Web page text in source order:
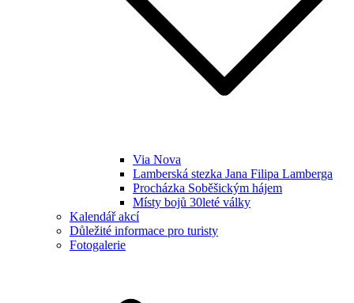
Via Nova
Lamberská stezka Jana Filipa Lamberga
Procházka Soběšickým hájem
Místy bojů 30leté války
Kalendář akcí
Důležité informace pro turisty
Fotogalerie